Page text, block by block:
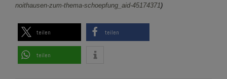
noithausen-zum-thema-schoepfung_aid-45174371)
teilen teilen
teilen